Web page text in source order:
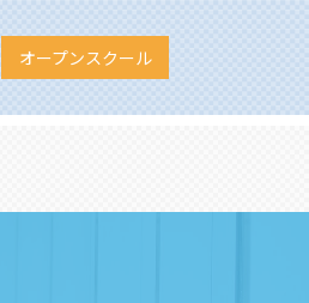
オープンスクール